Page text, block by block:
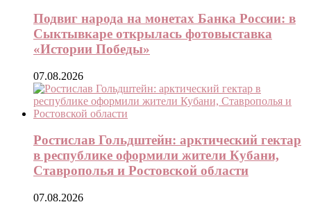
Подвиг народа на монетах Банка России: в
Сыктывкаре открылась фотовыставка
«Истории Победы»
07.08.2026
Ростислав Гольдштейн: арктический гектар
в республике оформили жители Кубани,
Ставрополья и Ростовской области
07.08.2026